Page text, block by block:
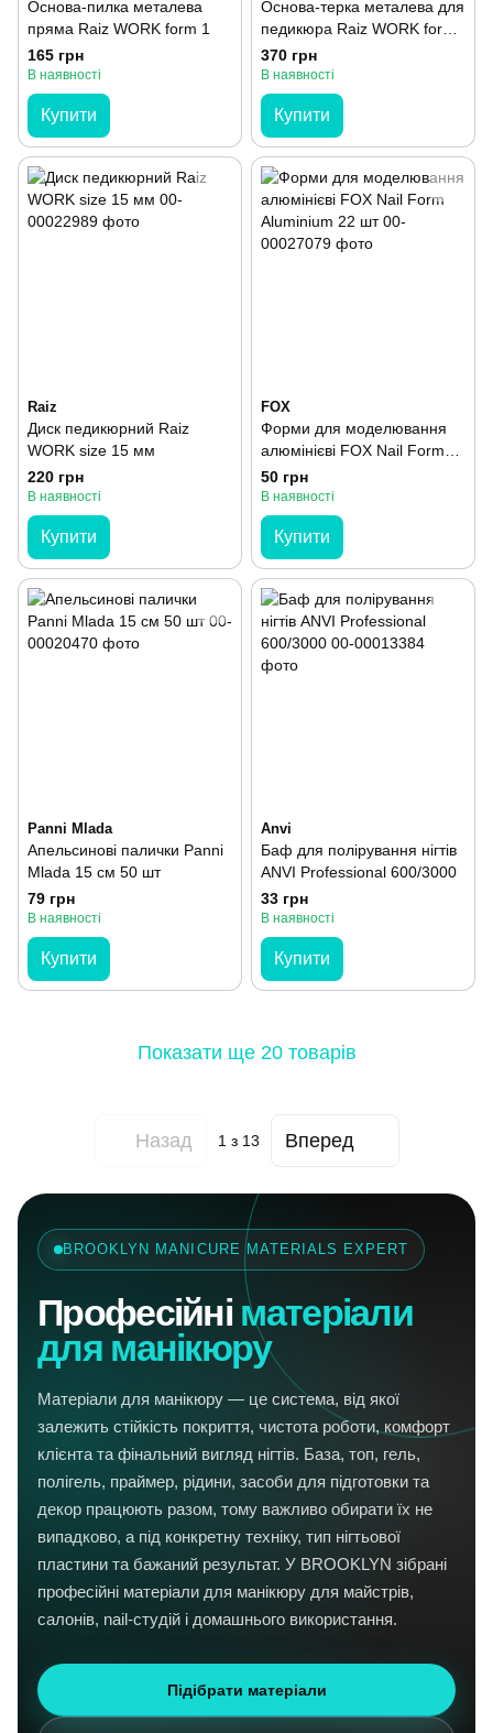
Основа-пилка металева
пряма Raiz WORK form 1
165 грн
В наявності
Купити
Основа-терка металева для
педикюра Raiz WORK form
8
370 грн
В наявності
Купити
Raiz
Диск педикюрний Raiz
WORK size 15 мм
220 грн
В наявності
Купити
FOX
Форми для моделювання
алюмінієві FOX Nail Form
Aluminium 22 шт
50 грн
В наявності
Купити
Panni Mlada
Апельсинові палички Panni
Mlada 15 см 50 шт
79 грн
В наявності
Купити
Anvi
Баф для полірування нігтів
ANVI Professional 600/3000
33 грн
В наявності
Купити
Показати ще 20 товарів
Назад 1 з 13 Вперед
BROOKLYN MANICURE MATERIALS EXPERT
Професійні матеріали
для манікюру
Матеріали для манікюру — це система, від якої
залежить стійкість покриття, чистота роботи, комфорт
клієнта та фінальний вигляд нігтів. База, топ, гель,
полігель, праймер, рідини, засоби для підготовки та
декор працюють разом, тому важливо обирати їх не
випадково, а під конкретну техніку, тип нігтьової
пластини та бажаний результат. У BROOKLYN зібрані
професійні матеріали для манікюру для майстрів,
салонів, nail-студій і домашнього використання.
Підібрати матеріали